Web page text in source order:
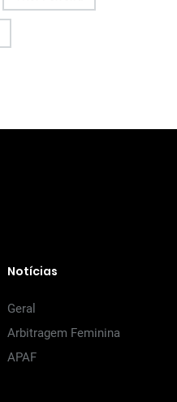
Notícias
Geral
Arbitragem Feminina
APAF